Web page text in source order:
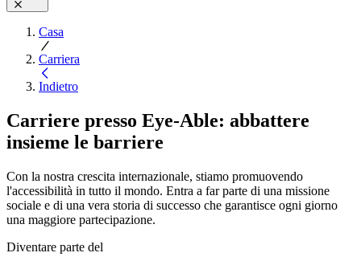
Casa
Carriera
Indietro
Carriere presso Eye-Able: abbattere
insieme le barriere
Con la nostra crescita internazionale, stiamo promuovendo
l'accessibilità in tutto il mondo. Entra a far parte di una missione
sociale e di una vera storia di successo che garantisce ogni giorno
una maggiore partecipazione.
Diventare parte del